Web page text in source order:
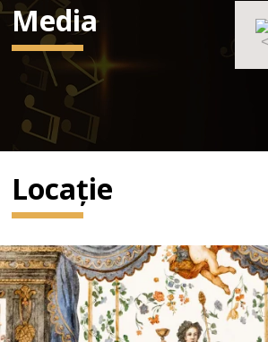
Media
Locație